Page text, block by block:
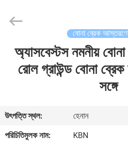
বাড়ি
আমাদের
সম্পর্কে
বোনা ব্রেক
অ্যাসবেস্টস নমনীয়
রোল গ্রাউন্ড বোনা
সঙ্গে
উৎপত্তি স্থল:
হেনান
পরিচিতিমুলক নাম:
KBN